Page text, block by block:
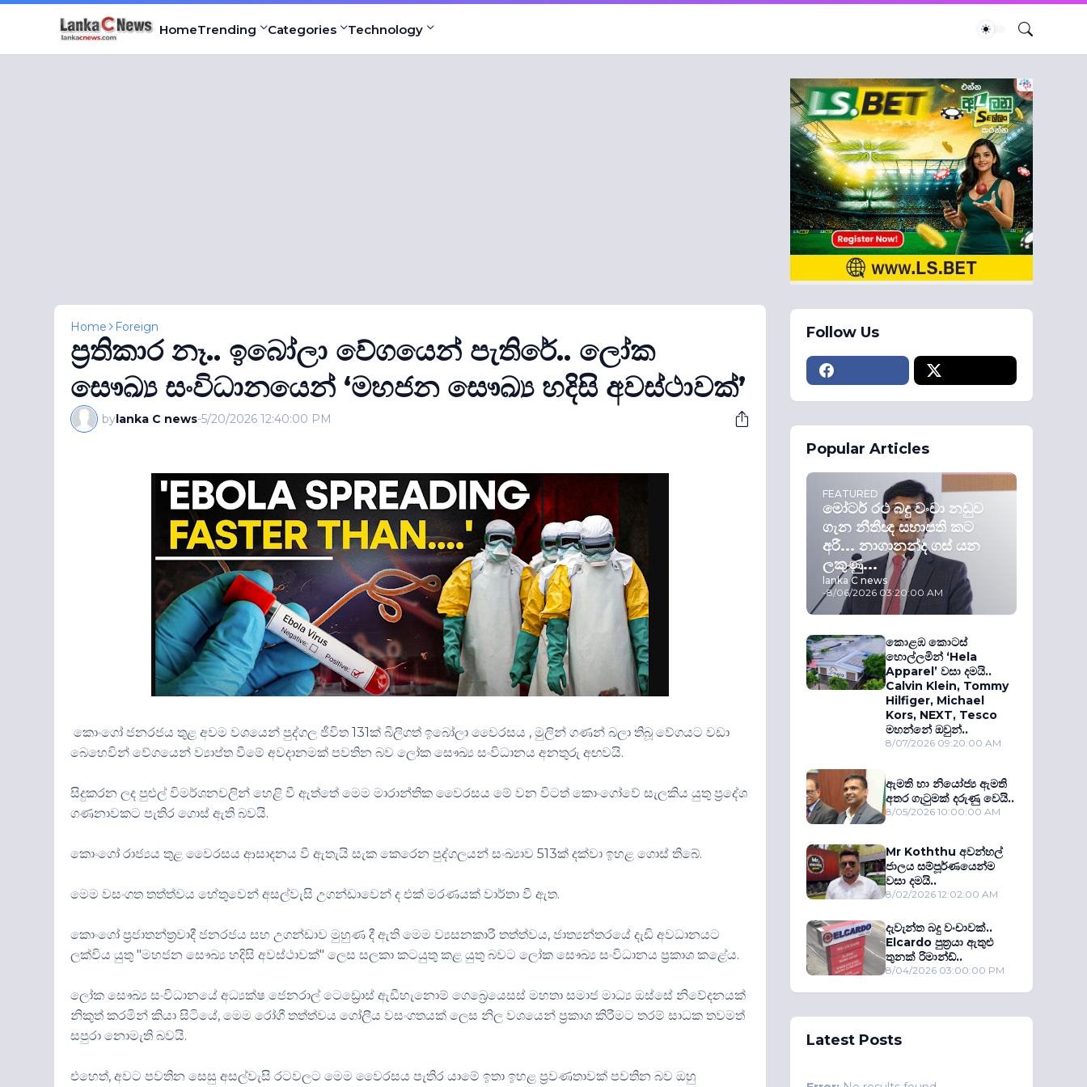
HomeTrending Categories Technology
Home Foreign
ප‍්‍රතිකාර නෑ.. ඉබෝලා වේගයෙන් පැතිරේ.. ලෝක
සෞඛ්‍ය සංවිධානයෙන් ‘මහජන සෞඛ්‍ය හදිසි අවස්ථාවක්’
bylanka C news-5/20/2026 12:40:00 PM
කොංගෝ ජනරජය තුළ අවම වශයෙන් පුද්ගල ජීවිත 131ක් බිලිගත් ඉබෝලා වෛරසය , මුලින් ගණන් බලා තිබූ වේගයට වඩා
බෙහෙවින් වේගයෙන් ව්‍යාප්ත වීමේ අවදානමක් පවතින බව ලෝක සෞඛ්‍ය සංවිධානය අනතුරු අඟවයි.
සිදුකරන ලද පුළුල් විමර්ශනවලින් හෙළි වී ඇත්තේ මෙම මාරාන්තික වෛරසය මේ වන විටත් කොංගෝවේ සැලකිය යුතු ප්‍රදේශ
ගණනාවකට පැතිර ගොස් ඇති බවයි.
කොංගෝ රාජ්‍යය තුළ වෛරසය ආසාදනය වී ඇතැයි සැක කෙරෙන පුද්ගලයන් සංඛ්‍යාව 513ක් දක්වා ඉහළ ගොස් තිබේ.
මෙම වසංගත තත්ත්වය හේතුවෙන් අසල්වැසි උගන්ඩාවෙන් ද එක් මරණයක් වාර්තා වී ඇත.
කොංගෝ ප්‍රජාතන්ත්‍රවාදී ජනරජය සහ උගන්ඩාව මුහුණ දී ඇති මෙම ව්‍යසනකාරී තත්ත්වය, ජාත්‍යන්තරයේ දැඩි අවධානයට
ලක්විය යුතු "මහජන සෞඛ්‍ය හදිසි අවස්ථාවක්" ලෙස සලකා කටයුතු කළ යුතු බවට ලෝක සෞඛ්‍ය සංවිධානය ප්‍රකාශ කළේය.
ලෝක සෞඛ්‍ය සංවිධානයේ අධ්‍යක්ෂ ජෙනරාල් ටෙඩ්‍රොස් ඇඩීහැනොම් ගෙබ්‍රෙයෙසස් මහතා සමාජ මාධ්‍ය ඔස්සේ නිවේදනයක්
නිකුත් කරමින් කියා සිටියේ, මෙම රෝගී තත්ත්වය ගෝලීය වසංගතයක් ලෙස නිල වශයෙන් ප්‍රකාශ කිරීමට තරම් සාධක තවමත්
සපුරා නොමැති බවයි.
එහෙත්, අවට පවතින සෙසු අසල්වැසි රටවලට මෙම වෛරසය පැතිර යාමේ ඉතා ඉහළ ප්‍රවණතාවක් පවතින බව ඔහු
Follow Us
Popular Articles
FEATURED
මෝටර් රථ බදු වංචා නඩුව
ගැන නීතීඥ සභාපති කට
අරී... නාගානන්ද ගස් යන
ලකුණු...
lanka C news
-8/06/2026 03:20:00 AM
කොළඹ කොටස්
හොල්ලමින් ‘Hela
Apparel’ වසා දමයි..
Calvin Klein, Tommy
Hilfiger, Michael
Kors, NEXT, Tesco
මහන්නේ ඔවුන්..
8/07/2026 09:20:00 AM
ඇමති හා නියෝජ්‍ය ඇමති
අතර ගැටුමක් දරුණු වෙයි..
8/05/2026 10:00:00 AM
Mr Koththu අවන්හල්
ජාලය සම්පූර්ණයෙන්ම
වසා දමයි..
8/02/2026 12:02:00 AM
දැවැන්ත බදු වංචාවක්..
Elcardo පුත‍්‍රයා ඇතුළු
තුනක් රිමාන්ඩ්..
8/04/2026 03:00:00 PM
Latest Posts